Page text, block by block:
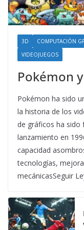
3D COMPUTACIÓN
VIDEOJUEGOS
Pokémon
Pokémon ha sido
la historia de los
de gráficos ha sido
lanzamiento en
capacidad
tecnologías,
mecánicasSeguir